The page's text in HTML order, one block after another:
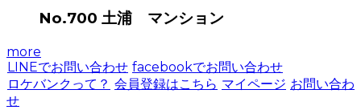
No.700 土浦 マンション
more
LINEでお問い合わせ facebookでお問い合わせ
ロケバンクって？ 会員登録はこちら マイページ お問い合わ
せ